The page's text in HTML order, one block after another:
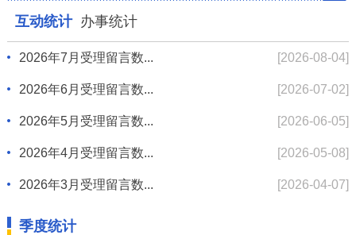
互动统计 办事统计
[2026-08-04]
2026年7月受理留言数...
[2026-07-02]
2026年6月受理留言数...
[2026-06-05]
2026年5月受理留言数...
[2026-05-08]
2026年4月受理留言数...
[2026-04-07]
2026年3月受理留言数...
季度统计